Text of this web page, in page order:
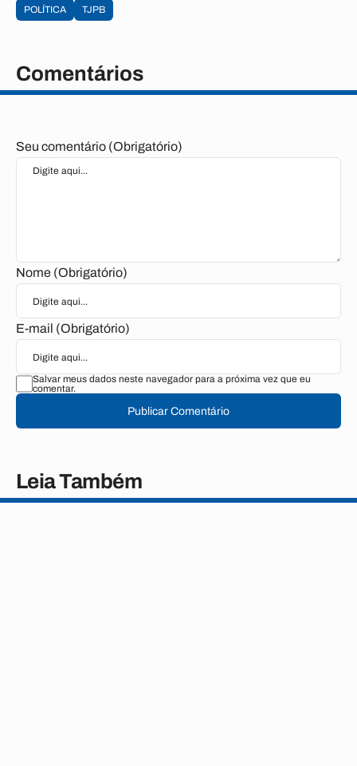
POLÍTICA
TJPB
Comentários
Seu comentário (Obrigatório)
Nome (Obrigatório)
E-mail (Obrigatório)
Salvar meus dados neste navegador para a próxima vez que eu
comentar.
Publicar Comentário
Leia Também